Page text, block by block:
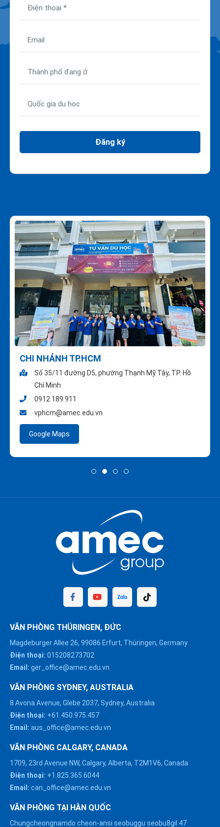
Đăng ký
CHI NHÁNH TP.HCM
Số 35/11 đường D5, phường Thạnh Mỹ Tây, TP. Hồ
Chí Minh
0912 189 911
vphcm@amec.edu.vn
Google Maps
VĂN PHÒNG THÜRINGEN, ĐỨC
Magdeburger Allee 26, 99086 Erfurt, Thüringen, Germany
Điện thoại: 015208273702
Email: ger_office@amec.edu.vn
VĂN PHÒNG SYDNEY, AUSTRALIA
8 Avona Avenue, Glebe 2037, Sydney, Australia
Điện thoại: +61.450.975.457
Email: aus_office@amec.edu.vn
VĂN PHÒNG CALGARY, CANADA
1709, 23rd Avenue NW, Calgary, Alberta, T2M1V6, Canada
Điện thoại: +1.825.365.6044
Email: can_office@amec.edu.vn
VĂN PHÒNG TẠI HÀN QUỐC
Chungcheongnamdo cheon-ansi seobuggu seobu8gil 47